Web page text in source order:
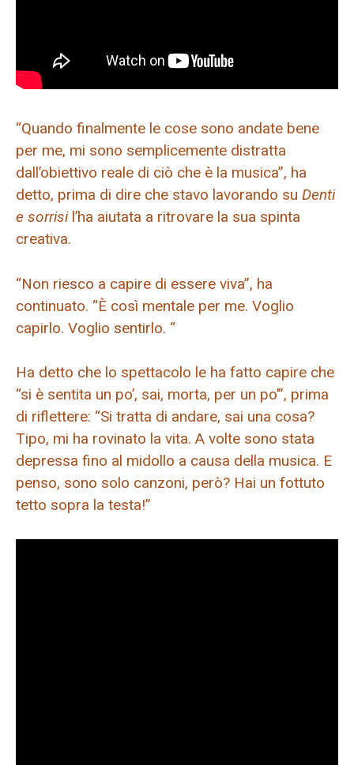
“Quando finalmente le cose sono andate bene
per me, mi sono semplicemente distratta
dall’obiettivo reale di ciò che è la musica”, ha
detto, prima di dire che stavo lavorando su Denti
e sorrisil’ha aiutata a ritrovare la sua spinta
creativa.
“Non riesco a capire di essere viva”, ha
continuato. “È così mentale per me. Voglio
capirlo. Voglio sentirlo. “
Ha detto che lo spettacolo le ha fatto capire che
“si è sentita un po’, sai, morta, per un po’”, prima
di riflettere: “Si tratta di andare, sai una cosa?
Tipo, mi ha rovinato la vita. A volte sono stata
depressa fino al midollo a causa della musica. E
penso, sono solo canzoni, però? Hai un fottuto
tetto sopra la testa!”